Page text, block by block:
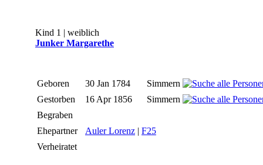
Kind 1 | weiblich
Junker Margarethe
Geboren 30 Jan 1784
Simmern
Gestorben
16 Apr 1856
Simmern
Begraben
Ehepartner
Auler Lorenz | F25
Verheiratet